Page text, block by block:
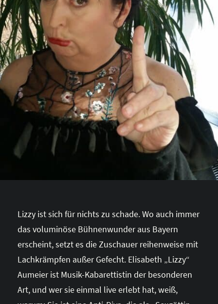
Lizzy ist sich für nichts zu schade. Wo auch immer
das voluminöse Bühnenwunder aus Bayern
erscheint, setzt es die Zuschauer reihenweise mit
Lachkrämpfen außer Gefecht. Elisabeth „Lizzy“
Aumeier ist Musik-Kabarettistin der besonderen
Art, und wer sie einmal live erlebt hat, weiß,